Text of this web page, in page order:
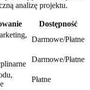
analizę projektu.
Dostępność
Darmowe/Płatne
Darmowe/Płatne
Płatne